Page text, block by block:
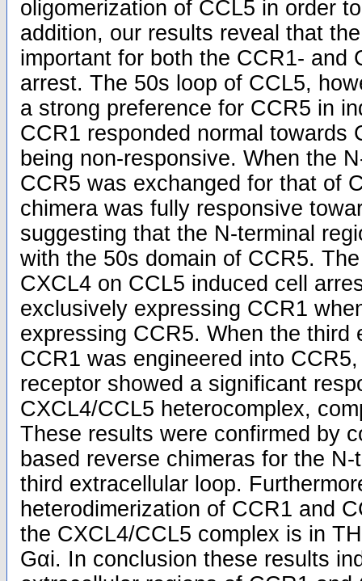
oligomerization of CCL5 in order
addition, our results reveal that
important for both the CCR1- and
arrest. The 50s loop of CCL5,
a strong preference for CCR5 in
CCR1 responded normal towards
being non-responsive. When the
CCR5 was exchanged for that of
chimera was fully responsive
suggesting that the N-terminal
with the 50s domain of CCR5.
CXCL4 on CCL5 induced cell
exclusively expressing CCR1
expressing CCR5. When the third
CCR1 was engineered into
receptor showed a significant
CXCL4/CCL5 heterocomplex,
These results were confirmed by
based reverse chimeras for the
third extracellular loop.
heterodimerization of CCR1 and
the CXCL4/CCL5 complex is in
Gαi. In conclusion these results